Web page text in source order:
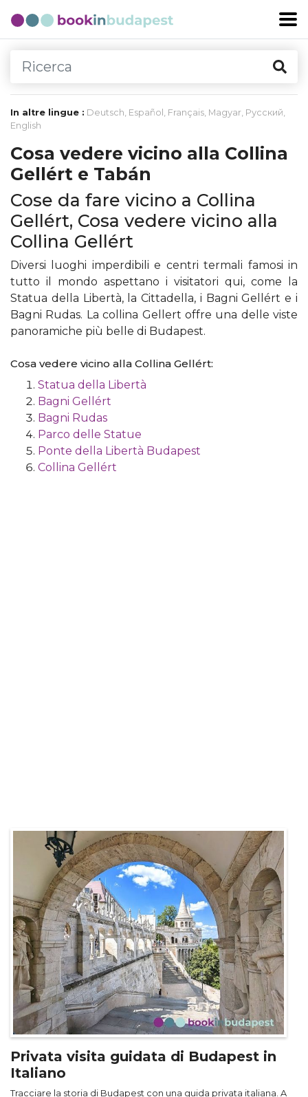
In altre lingue : Deutsch, Español , Français, Magyar, Русский,
English
Cosa vedere vicino alla Collina
Gellért e Tabán
Cose da fare vicino a Collina
Gellért, Cosa vedere vicino alla
Collina Gellért
Diversi luoghi imperdibili e centri termali famosi in
tutto il mondo aspettano i visitatori qui, come la
Statua della Libertà, la Cittadella, i Bagni Gellért e i
Bagni Rudas. La collina Gellert offre una delle viste
panoramiche più belle di Budapest.
Cosa vedere vicino alla Collina Gellért:
Statua della Libertà
Bagni Gellért
Bagni Rudas
Parco delle Statue
Ponte della Libertà Budapest
Collina Gellért
Privata visita guidata di Budapest in
Italiano
Tracciare la storia di Budapest con una guida privata italiana. A